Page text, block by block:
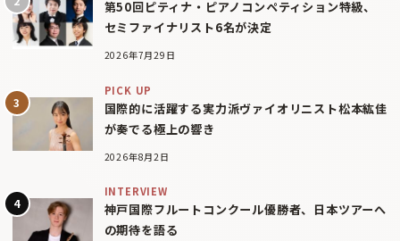
第50回ピティナ・ピアノコンペティション特級、
セミファイナリスト6名が決定
2026年7月29日
PICK UP
国際的に活躍する実力派ヴァイオリニスト松本紘佳
が奏でる極上の響き
2026年8月2日
INTERVIEW
神戸国際フルートコンクール優勝者、日本ツアーへ
の期待を語る